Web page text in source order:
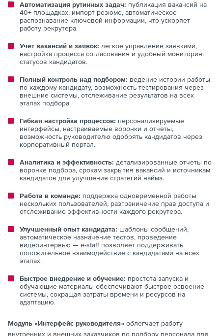
Автоматизация рутинных задач: публикация вакансий на
40+ площадках, импорт резюме, автоматическое
распознавание ключевой информации, что ускоряет
работу рекрутера.
Учет вакансий и заявок: легкое управление заявками,
настройка процесса согласования и удобный мониторинг
статусов кандидатов.
Полный контроль над подбором: ведение истории работы
по каждому кандидату, возможность тестирования через
внешние системы, отслеживание результатов на всех
этапах подбора.
Гибкая настройка процессов: персонализируемые
интерфейсы, настраиваемые воронки и отчеты,
возможность руководителю одобрять кандидатов через
корпоративный портал.
Аналитика и эффективность: детализированные отчеты по
воронке подбора, срокам закрытия вакансий и источникам
кандидатов для улучшения стратегий найма.
Работа в команде: поддержка одновременной работы
нескольких пользователей, разграничение прав доступа и
отслеживание эффективности каждого рекрутера.
Улучшенный опыт кандидата: шаблоны сообщений,
автоматическое назначение тестов, проведение
видеоинтервью — e-staff позволяет поддерживать
положительное взаимодействие с кандидатами на всех
этапах.
Быстрое внедрение и обучение: простота запуска и
обучающие материалы обеспечивают быстрое освоение
системы, сокращая затраты времени и ресурсов на
адаптацию.
Модуль «Интерфейс руководителя» облегчает работу
внутренних и внешних заказчиков по подбору персонала для